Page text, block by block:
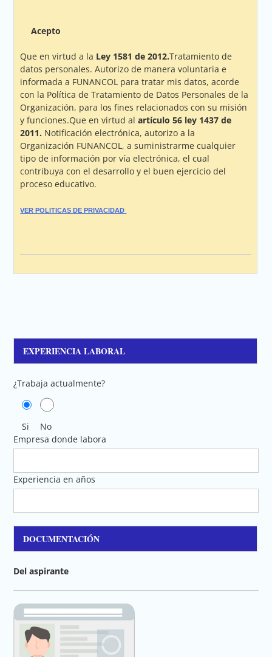
Acepto
Que en virtud a la Ley 1581 de 2012.Tratamiento de
datos personales. Autorizo de manera voluntaria e
informada a FUNANCOL para tratar mis datos, acorde
con la Política de Tratamiento de Datos Personales de la
Organización, para los fines relacionados con su misión
y funciones.Que en virtud alartículo 56 ley 1437 de
2011. Notificación electrónica, autorizo a la
Organización FUNANCOL, a suministrarme cualquier
tipo de información por vía electrónica, el cual
contribuya con el desarrollo y el buen ejercicio del
proceso educativo.
VER POLITICAS DE PRIVACIDAD
EXPERIENCIA LABORAL
¿Trabaja actualmente?
Si
No
Empresa donde labora
Experiencia en años
DOCUMENTACIÓN
Del aspirante